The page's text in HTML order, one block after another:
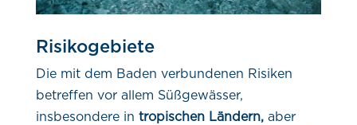
Risikogebiete
Die mit dem Baden verbundenen Risiken
betreffen vor allem Süßgewässer,
insbesondere in tropischen Ländern,aber